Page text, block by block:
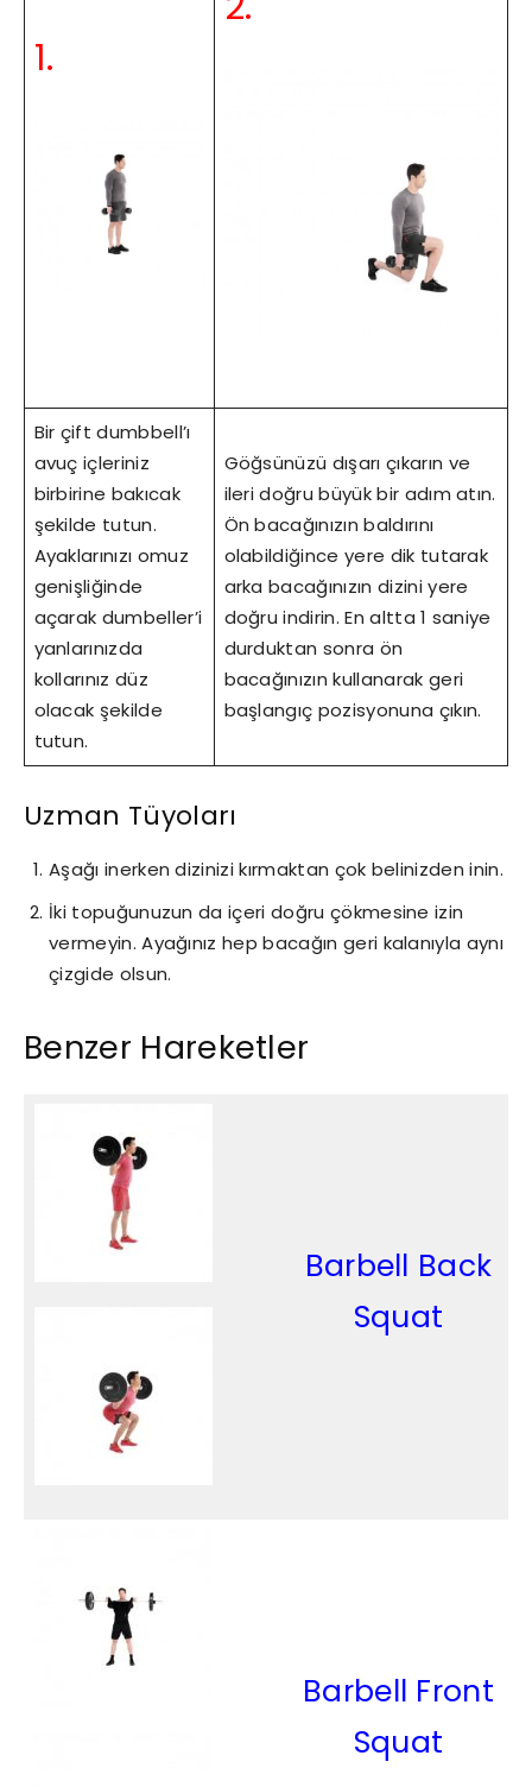
1.
Bir çift dumbbell’ı
avuç içleriniz
birbirine bakıcak
şekilde tutun.
Ayaklarınızı omuz
genişliğinde
açarak dumbeller’i
yanlarınızda
kollarınız düz
olacak şekilde
tutun.
Göğsünüzü dışarı çıkarın ve
ileri doğru büyük bir adım atın.
Ön bacağınızın baldırını
olabildiğince yere dik tutarak
arka bacağınızın dizini yere
doğru indirin. En altta 1 saniye
durduktan sonra ön
bacağınızın kullanarak geri
başlangıç pozisyonuna çıkın.
Uzman Tüyoları
Aşağı inerken dizinizi kırmaktan çok belinizden inin.
İki topuğunuzun da içeri doğru çökmesine izin
vermeyin. Ayağınız hep bacağın geri kalanıyla aynı
çizgide olsun.
Benzer Hareketler
Barbell Back
Squat
Barbell Front
Squat